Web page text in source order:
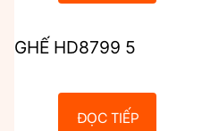
GHẾ HD8799 5
ĐỌC TIẾP